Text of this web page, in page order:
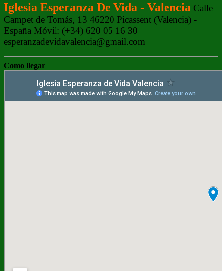
Iglesia Esperanza De Vida - Valencia Calle
Campet de Tomás, 13 46220 Picassent (Valencia) -
España Móvil: (+34) 620 05 16 30
esperanzadevidavalencia@gmail.com
Como llegar